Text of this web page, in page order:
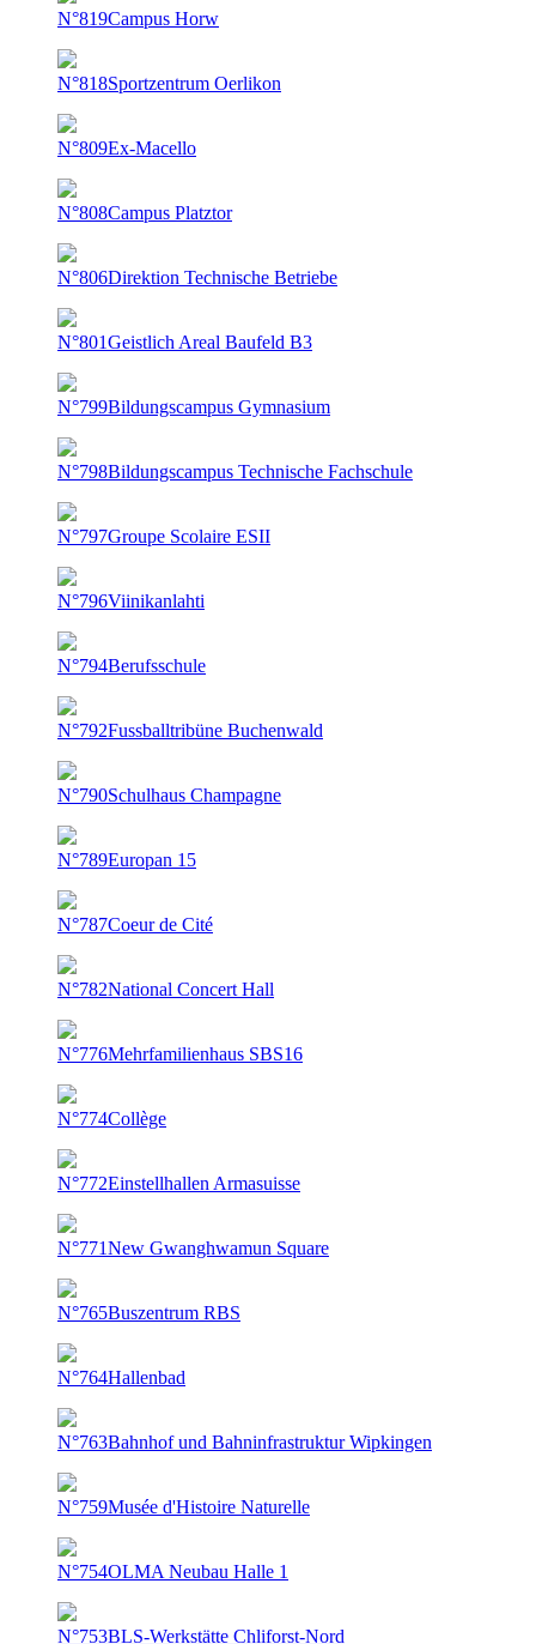
N°819Campus Horw
N°818Sportzentrum Oerlikon
N°809Ex-Macello
N°808Campus Platztor
N°806Direktion Technische Betriebe
N°801Geistlich Areal Baufeld B3
N°799Bildungscampus Gymnasium
N°798Bildungscampus Technische Fachschule
N°797Groupe Scolaire ESII
N°796Viinikanlahti
N°794Berufsschule
N°792Fussballtribüne Buchenwald
N°790Schulhaus Champagne
N°789Europan 15
N°787Coeur de Cité
N°782National Concert Hall
N°776Mehrfamilienhaus SBS16
N°774Collège
N°772Einstellhallen Armasuisse
N°771New Gwanghwamun Square
N°765Buszentrum RBS
N°764Hallenbad
N°763Bahnhof und Bahninfrastruktur Wipkingen
N°759Musée d'Histoire Naturelle
N°754OLMA Neubau Halle 1
N°753BLS-Werkstätte Chliforst-Nord